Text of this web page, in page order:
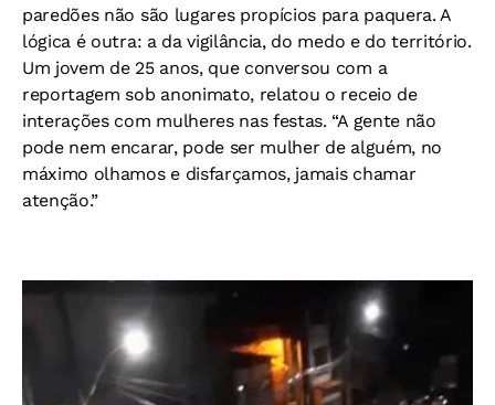
paredões não são lugares propícios para paquera. A
lógica é outra: a da vigilância, do medo e do território.
Um jovem de 25 anos, que conversou com a
reportagem sob anonimato, relatou o receio de
interações com mulheres nas festas. “A gente não
pode nem encarar, pode ser mulher de alguém, no
máximo olhamos e disfarçamos, jamais chamar
atenção.”